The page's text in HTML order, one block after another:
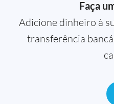
Faça
Adicione dinheiro à
transferência